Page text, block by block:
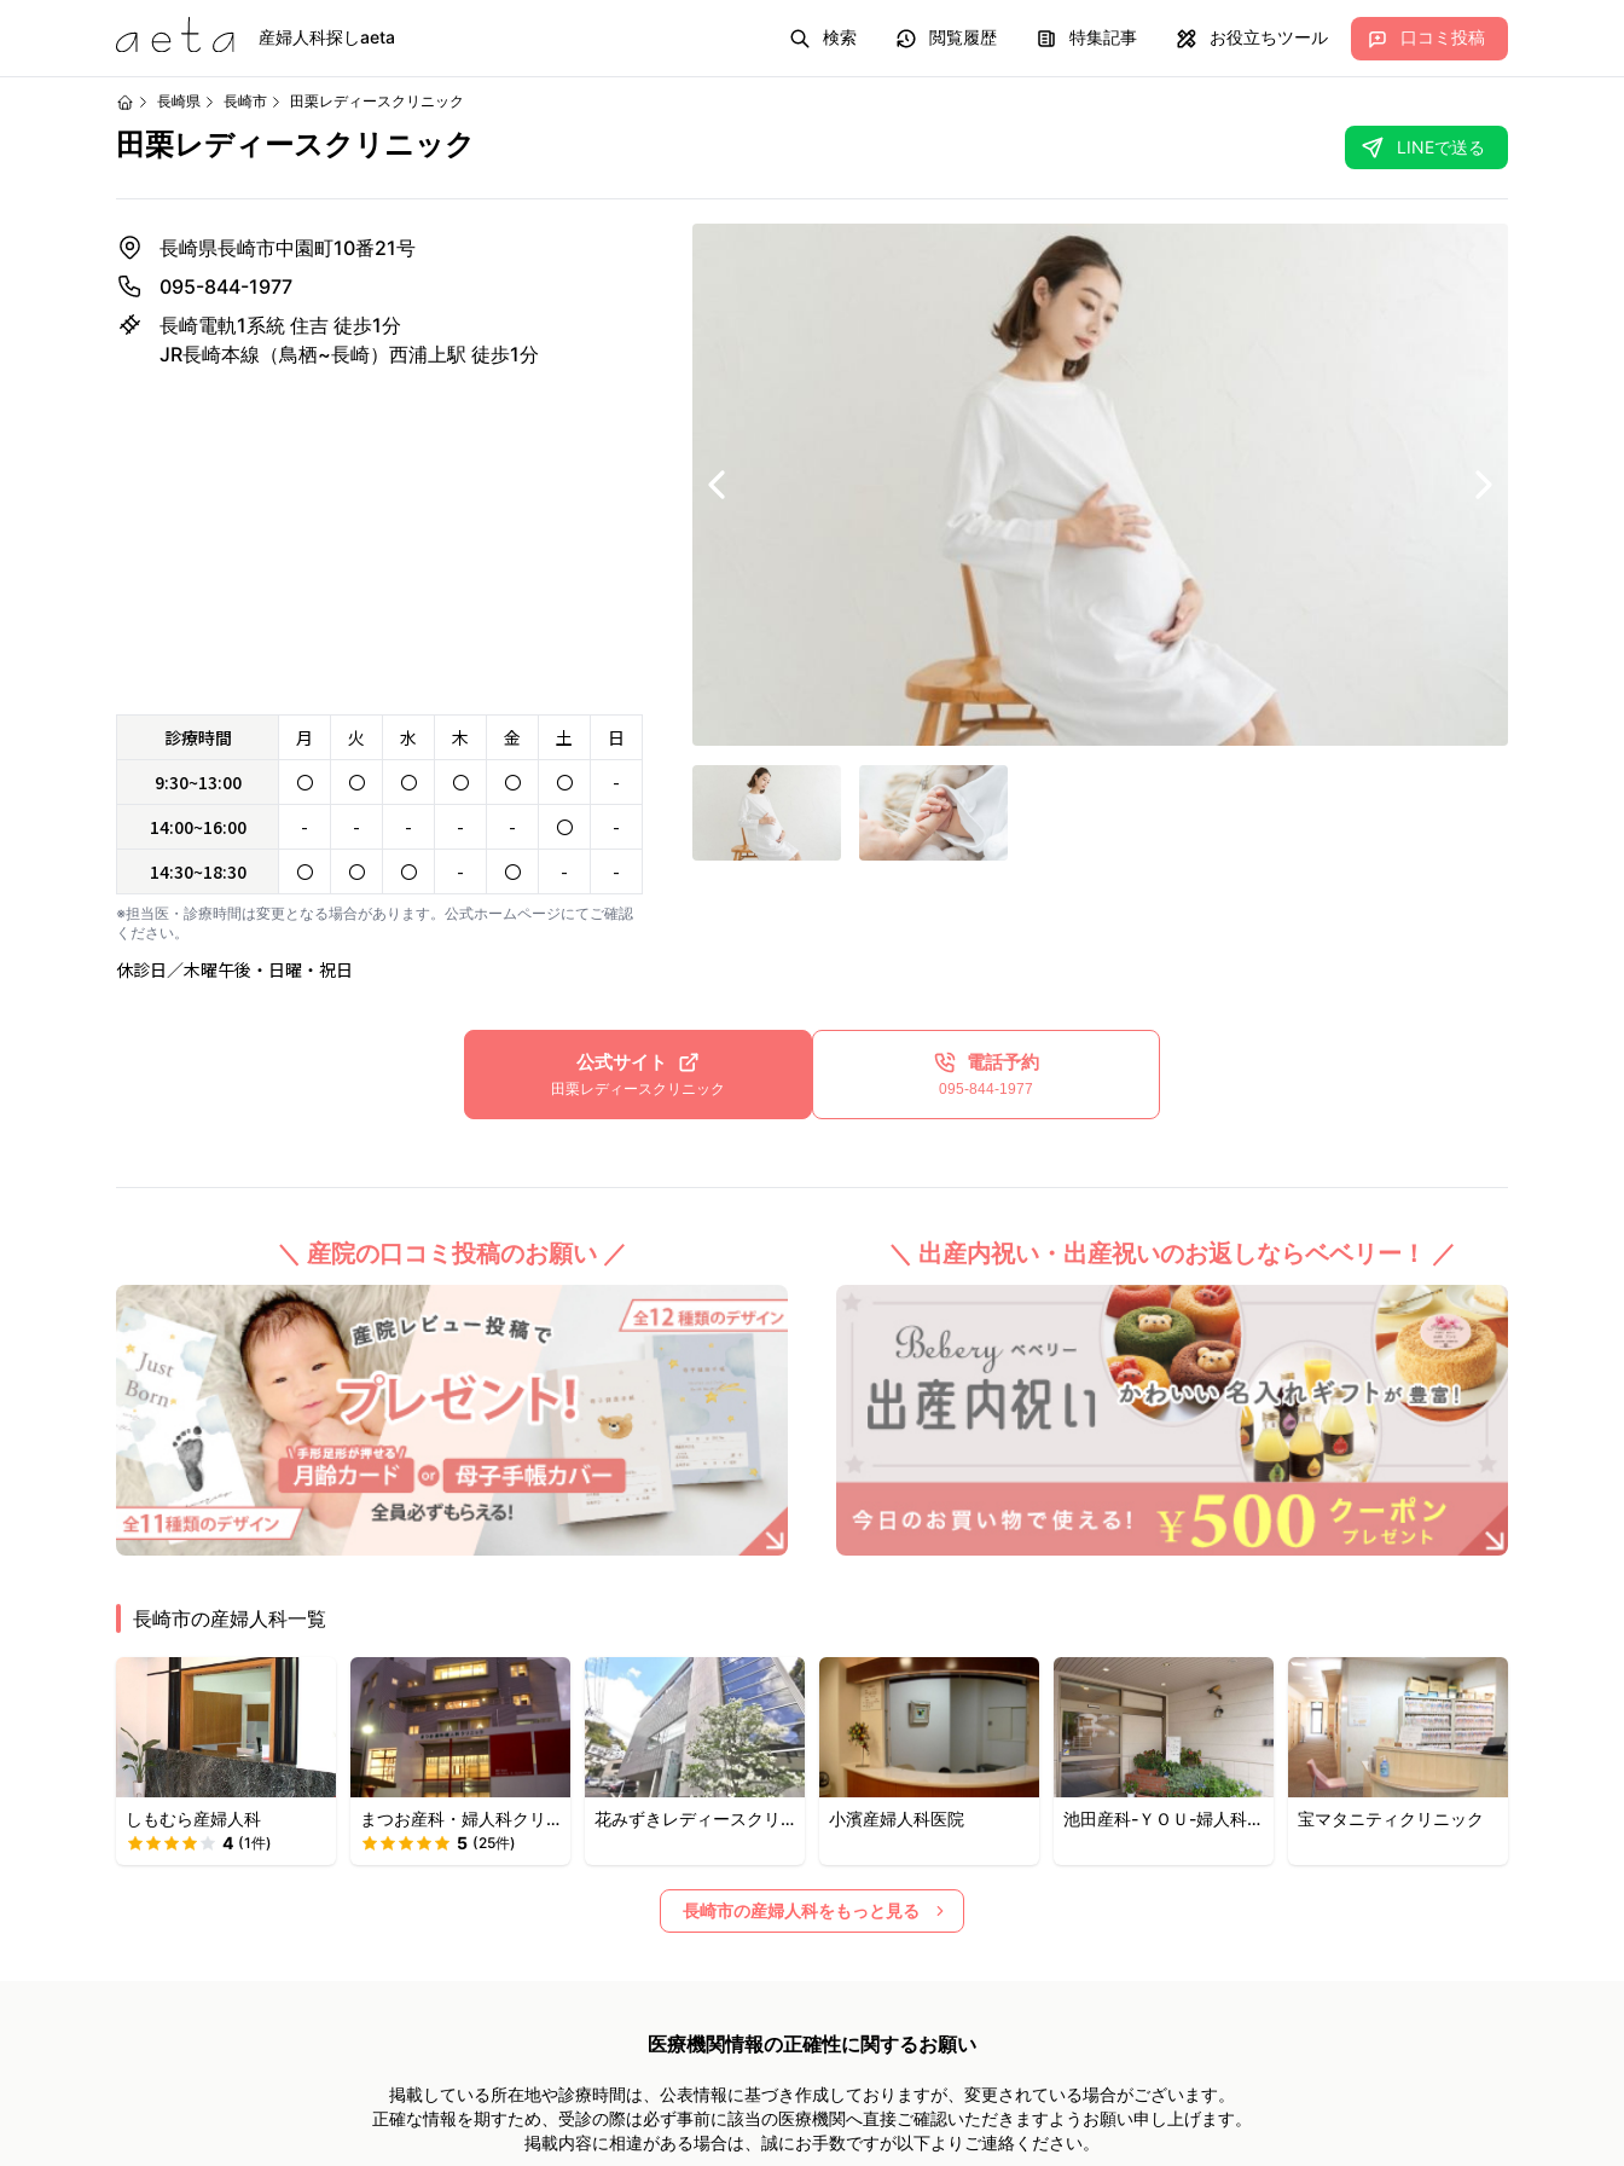
産婦人科探しaeta 検索 閲覧履歴 特集記事 お役立ちツール 口コミ投稿
長崎県 長崎市 田栗レディースクリニック
田栗レディースクリニック LINEで送る
長崎県長崎市中園町10番21号
095-844-1977
長崎電軌1系統 住吉 徒歩1分
JR長崎本線（鳥栖~長崎）西浦上駅 徒歩1分
診療時間 月 火 水 木 金 土
日
9:30~13:00
〇 〇 〇 〇 〇 〇
-
14:00~16:00
- - - - - 〇
-
14:30~18:30
〇 〇 〇 - 〇 - -
※担当医・診療時間は変更となる場合があります。公式ホームページにてご確認
ください。
休診日／木曜午後・日曜・祝日
公式サイト
田栗レディースクリニック
電話予約
095-844-1977
＼ 産院の口コミ投稿のお願い ／ ＼ 出産内祝い・出産祝いのお返しならベベリー！ ／
長崎市の産婦人科一覧
しもむら産婦人科
4 (1件)
まつお産科・婦人科クリ
ニック
5 (25件)
花みずきレディースクリ
小濱産婦人科医院
池田産科-ＹＯＵ-婦人科医
宝マタニティクリニック
長崎市の産婦人科をもっと見る
医療機関情報の正確性に関するお願い
掲載している所在地や診療時間は、 公表情報に基づき作成しておりますが、 変更されている場合がございます。
正確な情報を期すため、受診の際は必ず事前に該当の医療機関へ直接ご確認いただきますよう お願い申し上げます。
掲載内容に相違がある場合は、 誠にお手数ですが以下よりご連絡ください。